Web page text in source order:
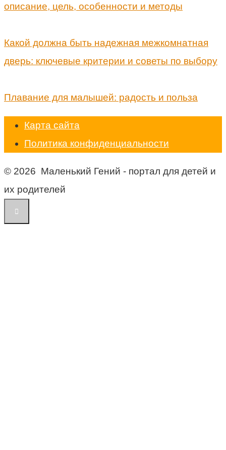
описание, цель, особенности и методы
Какой должна быть надежная межкомнатная
дверь: ключевые критерии и советы по выбору
Плавание для малышей: радость и польза
Карта сайта
Политика конфиденциальности
© 2026 Маленький Гений - портал для детей и
их родителей